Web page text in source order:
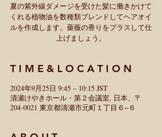
夏の紫外線ダメージを受けた髪に働きかけて
くれる植物油を数種類ブレンドしてヘアオイ
ルを作成します。薔薇の香りをプラスして仕
上げましょう。
T I M E & L O C A T I O N
2024年9月25日 9:45 – 10:15 JST
清瀬けやきホール・第２会議室, 日本、〒
204-0021 東京都清瀬市元町１丁目６−６